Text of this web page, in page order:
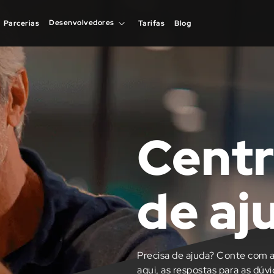
Parcerias Desenvolvedores Tarifas Blog
Parcerias Desenvolvedores Tarifas Blog
de
Precisa de ajuda? Conte com
aqui, as respostas para as